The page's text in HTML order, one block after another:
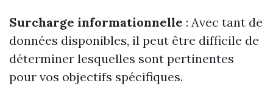
Surcharge informationnelle : Avec tant de
données disponibles, il peut être difficile de
déterminer lesquelles sont pertinentes
pour vos objectifs spécifiques.